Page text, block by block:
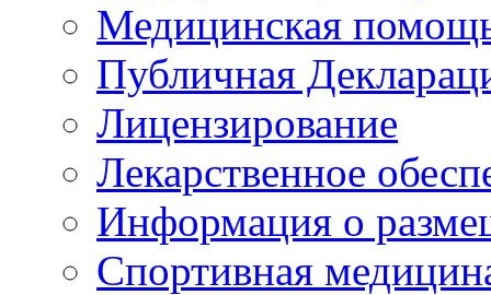
Медицинская
Публичная
Лицензирование
Лекарственное
Информация о
Спортивная